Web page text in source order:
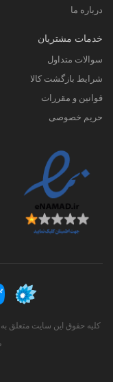
درباره ما
خدمات مشتریان
سوالات متداول
شرایط بازگشت کالا
قوانین و مقررات
حریم خصوصی
کلیه حقوق این سایت متعلق به